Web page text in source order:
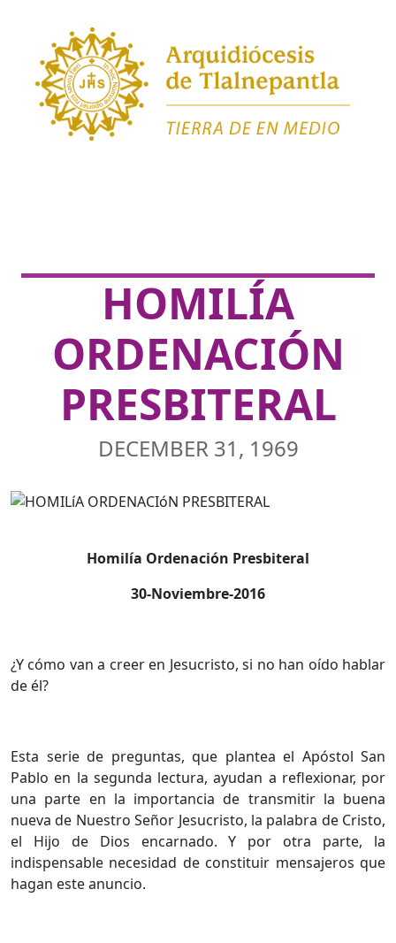
HOMILÍA
ORDENACIÓN
PRESBITERAL
DECEMBER 31, 1969
Homilía Ordenación Presbiteral
30-Noviembre-2016
¿Y cómo van a creer en Jesucristo, si no han oído hablar
de él?
Esta serie de preguntas, que plantea el Apóstol San
Pablo en la segunda lectura, ayudan a reflexionar, por
una parte en la importancia de transmitir la buena
nueva de Nuestro Señor Jesucristo, la palabra de Cristo,
el Hijo de Dios encarnado. Y por otra parte, la
indispensable necesidad de constituir mensajeros que
hagan este anuncio.